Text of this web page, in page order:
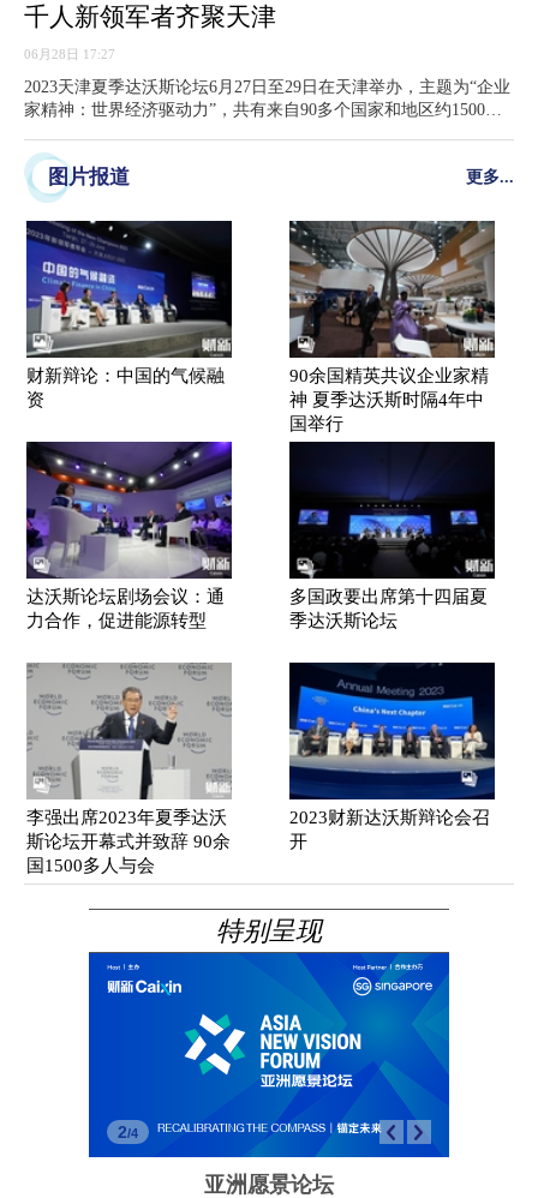
千人新领军者齐聚天津
06月28日 17:27
2023天津夏季达沃斯论坛6月27日至29日在天津举办，主题为“企业
家精神：世界经济驱动力”，共有来自90多个国家和地区约1500位
人士，围绕重启增长、全球背景下的中国、能源转型和材料供应等
六大主题展开交流
图片报道 更多...
财新辩论：中国的气候融
资
90余国精英共议企业家精
神 夏季达沃斯时隔4年中
国举行
达沃斯论坛剧场会议：通
力合作，促进能源转型
多国政要出席第十四届夏
季达沃斯论坛
李强出席2023年夏季达沃
斯论坛开幕式并致辞 90余
国1500多人与会
2023财新达沃斯辩论会召
开
特别呈现
2/4
亚洲愿景论坛